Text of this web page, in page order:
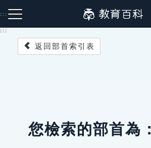
到
主
:::
:::
返回部首索引表
您檢索的部首為：